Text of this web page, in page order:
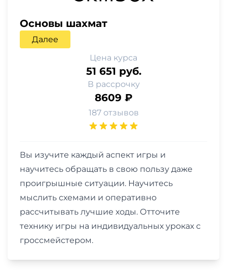
Основы шахмат
Далее
Цена курса
51 651 руб.
В рассрочку
8609 ₽
187 отзывов
Вы изучите каждый аспект игры и
научитесь обращать в свою пользу даже
проигрышные ситуации. Научитесь
мыслить схемами и оперативно
рассчитывать лучшие ходы. Отточите
технику игры на индивидуальных уроках с
гроссмейстером.